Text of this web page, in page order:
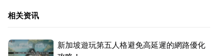
相关资讯
新加坡遊玩第五人格避免高延遲的網路優化